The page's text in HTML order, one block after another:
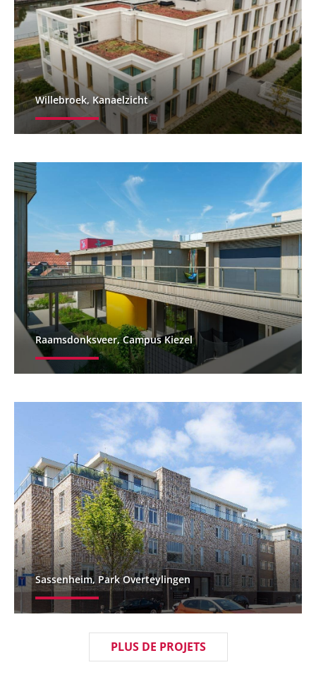
Willebroek, Kanaelzicht
Raamsdonksveer, Campus Kiezel
Sassenheim, Park Overteylingen
PLUS DE PROJETS